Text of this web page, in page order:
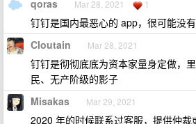
qoras Mar 28, 2021 1
钉钉是国内最恶心的 app，很可能没
Cloutain Mar 28, 2021
钉钉是彻彻底底为资本家量身定做，
民、无产阶级的影子
Misakas Mar 29, 2021
2020 年的时候联系过客服，提供仲裁